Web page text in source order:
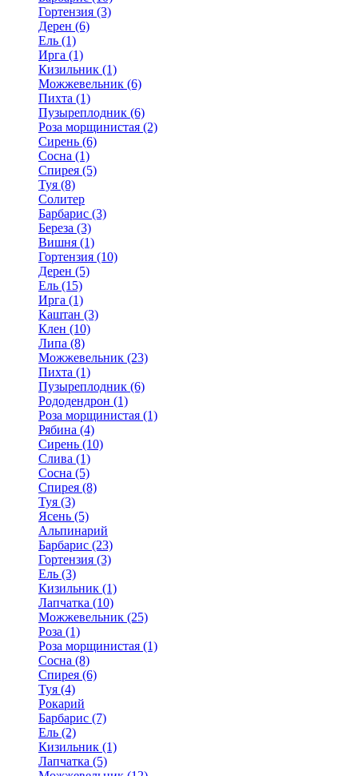
Гортензия (3)
Дерен (6)
Ель (1)
Ирга (1)
Кизильник (1)
Можжевельник (6)
Пихта (1)
Пузыреплодник (6)
Роза морщинистая (2)
Сирень (6)
Сосна (1)
Спирея (5)
Туя (8)
Солитер
Барбарис (3)
Береза (3)
Вишня (1)
Гортензия (10)
Дерен (5)
Ель (15)
Ирга (1)
Каштан (3)
Клен (10)
Липа (8)
Можжевельник (23)
Пихта (1)
Пузыреплодник (6)
Рододендрон (1)
Роза морщинистая (1)
Рябина (4)
Сирень (10)
Слива (1)
Сосна (5)
Спирея (8)
Туя (3)
Ясень (5)
Альпинарий
Барбарис (23)
Гортензия (3)
Ель (3)
Кизильник (1)
Лапчатка (10)
Можжевельник (25)
Роза (1)
Роза морщинистая (1)
Сосна (8)
Спирея (6)
Туя (4)
Рокарий
Барбарис (7)
Ель (2)
Кизильник (1)
Лапчатка (5)